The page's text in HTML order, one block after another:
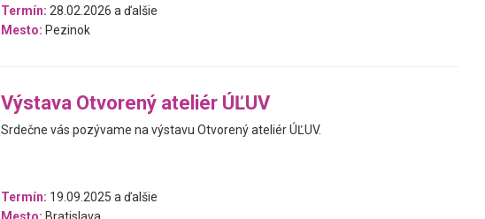
Termín: 28.02.2026 a ďalšie
Mesto: Pezinok
Výstava Otvorený ateliér ÚĽUV
Srdečne vás pozývame na výstavu Otvorený ateliér ÚĽUV.
Termín: 19.09.2025 a ďalšie